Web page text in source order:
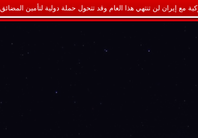
مع إيران لن تنتهي هذا العام وقد تتحول حملة دولية لتأمين المضائق